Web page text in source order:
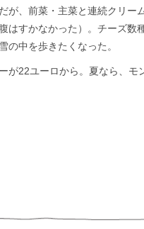
が、前菜・主菜と連続クリ
はすかなかった）。チーズ
の中を歩きたくなった。
が22ユーロから。夏なら、モ